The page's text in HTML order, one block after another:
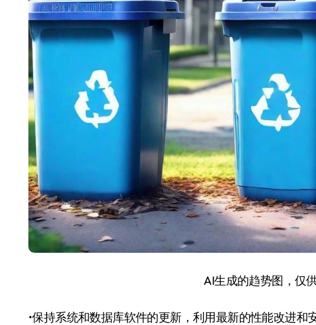
AI生成的趋势图，仅
•保持系统和数据库软件的更新，利用最新的性能改进